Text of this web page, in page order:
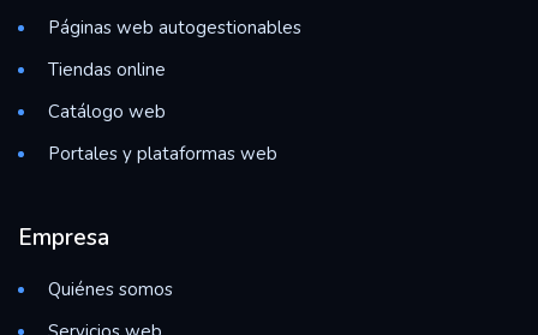
Páginas web autogestionables
Tiendas online
Catálogo web
Portales y plataformas web
Empresa
Quiénes somos